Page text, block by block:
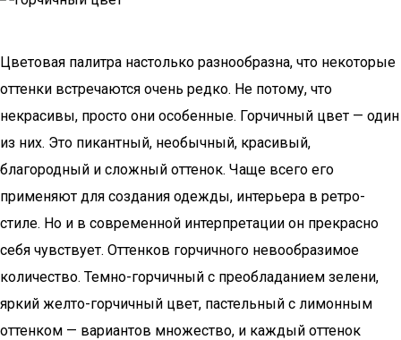
Цветовая палитра настолько разнообразна, что некоторые
оттенки встречаются очень редко. Не потому, что
некрасивы, просто они особенные. Горчичный цвет — один
из них. Это пикантный, необычный, красивый,
благородный и сложный оттенок. Чаще всего его
применяют для создания одежды, интерьера в ретро-
стиле. Но и в современной интерпретации он прекрасно
себя чувствует. Оттенков горчичного невообразимое
количество. Темно-горчичный с преобладанием зелени,
яркий желто-горчичный цвет, пастельный с лимонным
оттенком — вариантов множество, и каждый оттенок